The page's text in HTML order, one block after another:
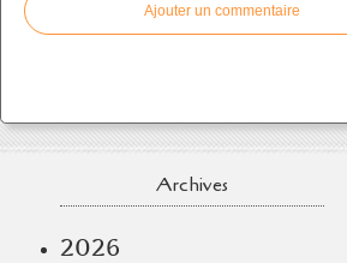
Ajouter un commentaire
Archives
2026